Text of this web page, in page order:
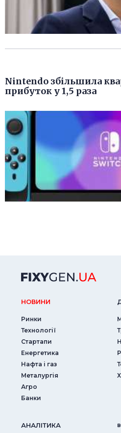
Nintendo збільшила
прибуток у 1,5 раза
НОВИНИ
Ринки
Технології
Стартапи
Енергетика
Нафта і газ
Металургія
Агро
Банки
АНАЛIТИКА